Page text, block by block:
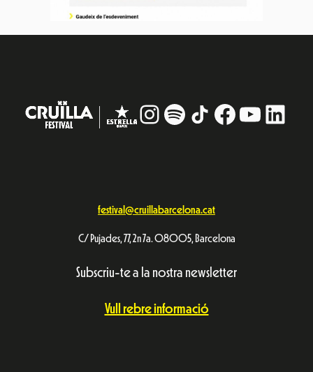
Instagram
# TikTokFacebook
festival@cruillabarcelona.cat
C/ Pujades, 77, 2n 7a. 08005, Barcelona
Subscriu-te a la nostra newsletter
Vull rebre informació